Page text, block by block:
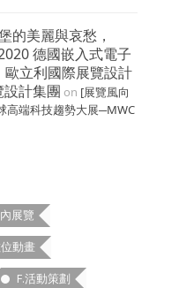
的美麗與哀愁，
德國嵌入式電子
立利國際展覽設計
計集團 on [展覽風向
高端科技趨勢大展─MWC
展覽
動畫
F.活動策劃